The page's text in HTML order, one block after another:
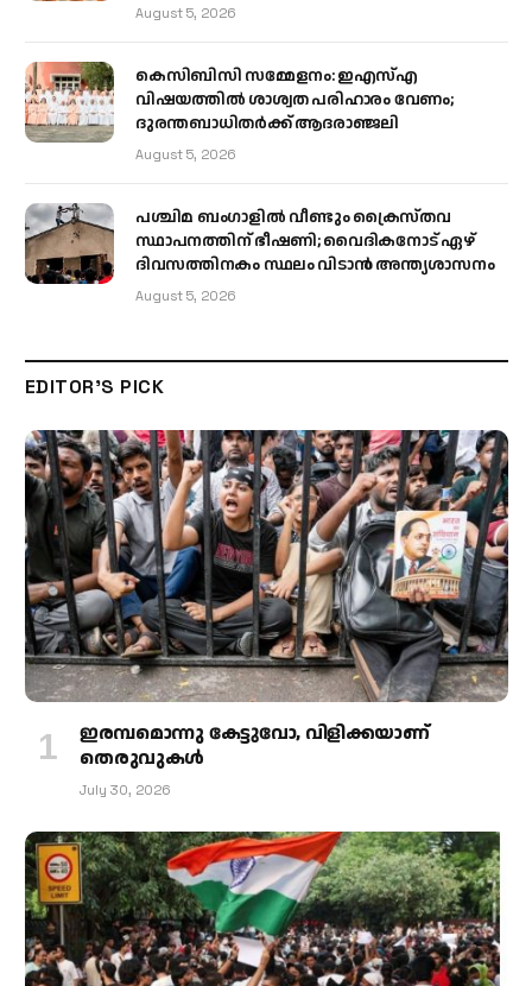
August 5, 2026
കെസിബിസി സമ്മേളനം: ഇഎസ്എ
വിഷയത്തിൽ ശാശ്വത പരിഹാരം വേണം;
ദുരന്തബാധിതർക്ക് ആദരാഞ്ജലി
August 5, 2026
പശ്ചിമ ബംഗാളിൽ വീണ്ടും ക്രൈസ്തവ
സ്ഥാപനത്തിന് ഭീഷണി; വൈദികനോട് ഏഴ്
ദിവസത്തിനകം സ്ഥലം വിടാൻ അന്ത്യശാസനം
August 5, 2026
EDITOR'S PICK
ഇരമ്പമൊന്നു കേട്ടുവോ, വിളിക്കയാണ്
തെരുവുകള്‍
July 30, 2026